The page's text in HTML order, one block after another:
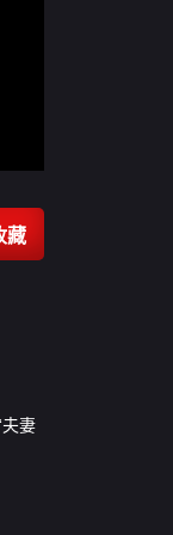
藏
妻